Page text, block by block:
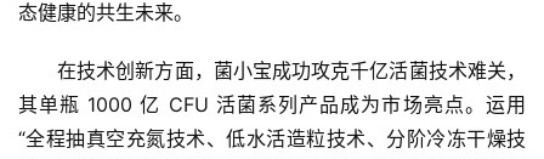
态健康的共生未来。
在技术创新方面，菌小宝成功攻克千亿活菌技术难关，
其单瓶 1000 亿 CFU 活菌系列产品成为市场亮点。运用
“全程抽真空充氮技术、低水活造粒技术、分阶冷冻干燥技